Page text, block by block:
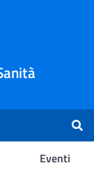
Eventi